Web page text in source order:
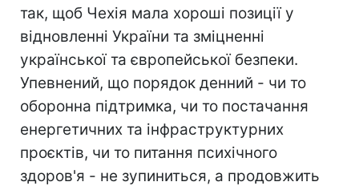
так, щоб Чехія мала хороші позиції у
відновленні України та зміцненні
української та європейської безпеки.
Упевнений, що порядок денний - чи то
оборонна підтримка, чи то постачання
енергетичних та інфраструктурних
проєктів, чи то питання психічного
здоров'я - не зупиниться, а продовжить